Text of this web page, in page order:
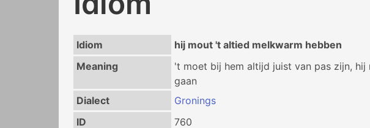
Idiom
hij mout 't altied melkwarm hebben
Meaning
't moet bij hem altijd juist van pas zijn,
gaan
Dialect
Gronings
ID
760